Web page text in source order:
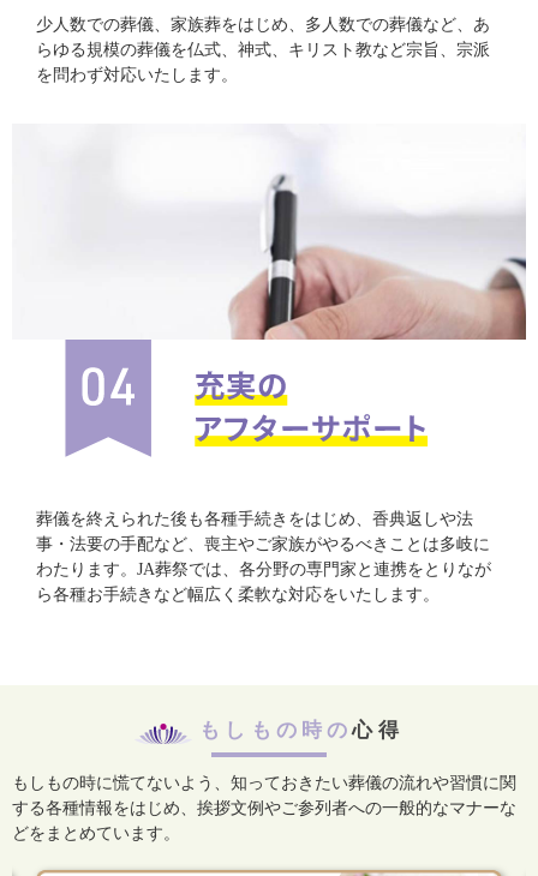
少人数での葬儀、家族葬をはじめ、多人数での葬儀など、あ
らゆる規模の葬儀を仏式、神式、キリスト教など宗旨、宗派
を問わず対応いたします。
葬儀を終えられた後も各種手続きをはじめ、香典返しや法
事・法要の手配など、喪主やご家族がやるべきことは多岐に
わたります。JA葬祭では、各分野の専門家と連携をとりなが
ら各種お手続きなど幅広く柔軟な対応をいたします。
もしもの時の心得
もしもの時に慌てないよう、知っておきたい葬儀の流れや習慣に関
する各種情報をはじめ、 挨拶文例やご参列者への一般的なマナーな
どをまとめています。